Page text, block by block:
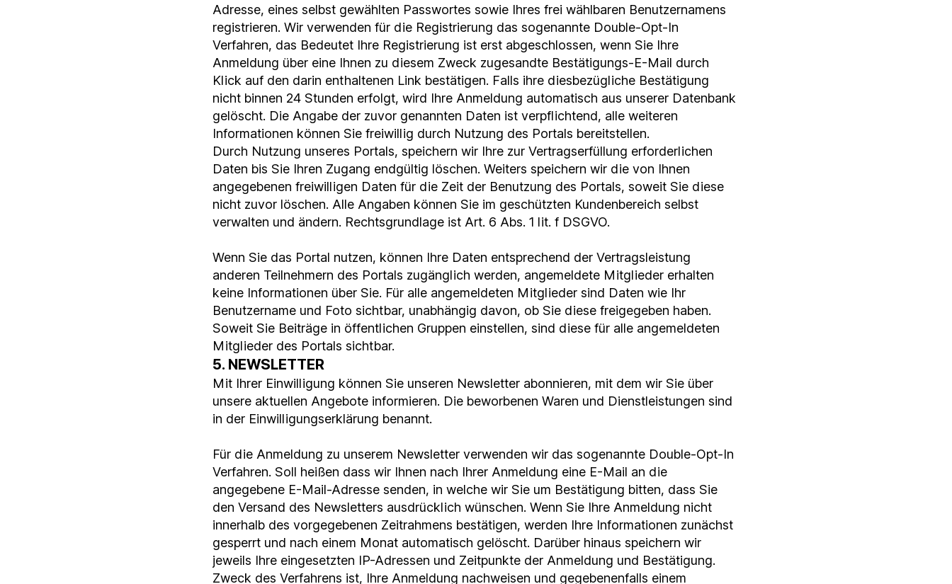
Adresse, eines selbst gewählten Passwortes sowie Ihres frei wählbaren Benutzernamens
registrieren. Wir verwenden für die Registrierung das sogenannte Double-Opt-In
Verfahren, das Bedeutet Ihre Registrierung ist erst abgeschlossen, wenn Sie Ihre
Anmeldung über eine Ihnen zu diesem Zweck zugesandte Bestätigungs-E-Mail durch
Klick auf den darin enthaltenen Link bestätigen. Falls ihre diesbezügliche Bestätigung
nicht binnen 24 Stunden erfolgt, wird Ihre Anmeldung automatisch aus unserer Datenbank
gelöscht. Die Angabe der zuvor genannten Daten ist verpflichtend, alle weiteren
Informationen können Sie freiwillig durch Nutzung des Portals bereitstellen.
Durch Nutzung unseres Portals, speichern wir Ihre zur Vertragserfüllung erforderlichen
Daten bis Sie Ihren Zugang endgültig löschen. Weiters speichern wir die von Ihnen
angegebenen freiwilligen Daten für die Zeit der Benutzung des Portals, soweit Sie diese
nicht zuvor löschen. Alle Angaben können Sie im geschützten Kundenbereich selbst
verwalten und ändern. Rechtsgrundlage ist Art. 6 Abs. 1 lit. f DSGVO.
Wenn Sie das Portal nutzen, können Ihre Daten entsprechend der Vertragsleistung
anderen Teilnehmern des Portals zugänglich werden, angemeldete Mitglieder erhalten
keine Informationen über Sie. Für alle angemeldeten Mitglieder sind Daten wie Ihr
Benutzername und Foto sichtbar, unabhängig davon, ob Sie diese freigegeben haben.
Soweit Sie Beiträge in öffentlichen Gruppen einstellen, sind diese für alle angemeldeten
Mitglieder des Portals sichtbar.
5. NEWSLETTER
Mit Ihrer Einwilligung können Sie unseren Newsletter abonnieren, mit dem wir Sie über
unsere aktuellen Angebote informieren. Die beworbenen Waren und Dienstleistungen sind
in der Einwilligungserklärung benannt.
Für die Anmeldung zu unserem Newsletter verwenden wir das sogenannte Double-Opt-In
Verfahren. Soll heißen dass wir Ihnen nach Ihrer Anmeldung eine E-Mail an die
angegebene E-Mail-Adresse senden, in welche wir Sie um Bestätigung bitten, dass Sie
den Versand des Newsletters ausdrücklich wünschen. Wenn Sie Ihre Anmeldung nicht
innerhalb des vorgegebenen Zeitrahmens bestätigen, werden Ihre Informationen zunächst
gesperrt und nach einem Monat automatisch gelöscht. Darüber hinaus speichern wir
jeweils Ihre eingesetzten IP-Adressen und Zeitpunkte der Anmeldung und Bestätigung.
Zweck des Verfahrens ist, Ihre Anmeldung nachweisen und gegebenenfalls einem